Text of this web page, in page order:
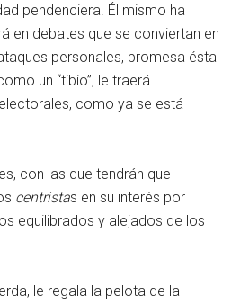
pendenciera. Él mismo ha
en debates que se conviertan en
personales, promesa ésta
un “tibio”, le traerá
como ya se está
con las que tendrán que
centristas en su interés por
equilibrados y alejados de los
le regala la pelota de la